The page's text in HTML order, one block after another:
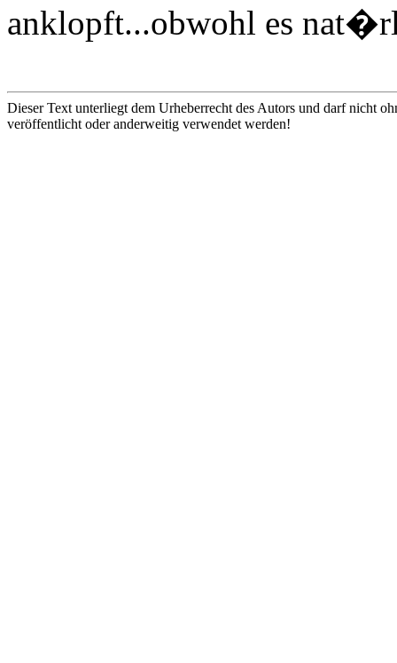
anklopft...obwohl es
Dieser Text unterliegt dem Urheberrecht des Autors und darf nicht
veröffentlicht oder anderweitig verwendet werden!